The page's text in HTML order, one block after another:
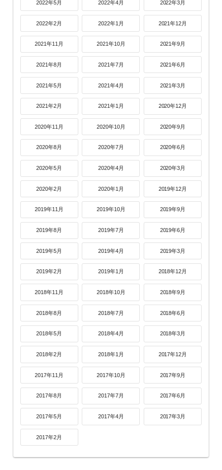
2022年5月 2022年4月 2022年3月
2022年2月 2022年1月 2021年12月
2021年11月 2021年10月 2021年9月
2021年8月 2021年7月 2021年6月
2021年5月 2021年4月 2021年3月
2021年2月 2021年1月 2020年12月
2020年11月 2020年10月 2020年9月
2020年8月 2020年7月 2020年6月
2020年5月 2020年4月 2020年3月
2020年2月 2020年1月 2019年12月
2019年11月 2019年10月 2019年9月
2019年8月 2019年7月 2019年6月
2019年5月 2019年4月 2019年3月
2019年2月 2019年1月 2018年12月
2018年11月 2018年10月 2018年9月
2018年8月 2018年7月 2018年6月
2018年5月 2018年4月 2018年3月
2018年2月 2018年1月 2017年12月
2017年11月 2017年10月 2017年9月
2017年8月 2017年7月 2017年6月
2017年5月 2017年4月 2017年3月
2017年2月